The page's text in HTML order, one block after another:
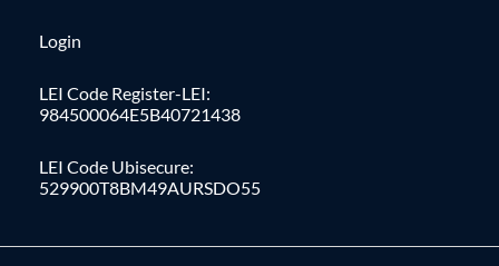
Login
LEI Code Register-LEI:
984500064E5B40721438
LEI Code Ubisecure:
529900T8BM49AURSDO55